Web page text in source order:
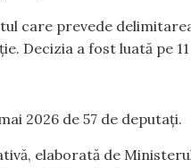
care prevede
Decizia a fost luată pe 11
2026 de 57 de deputați.
elaborată de